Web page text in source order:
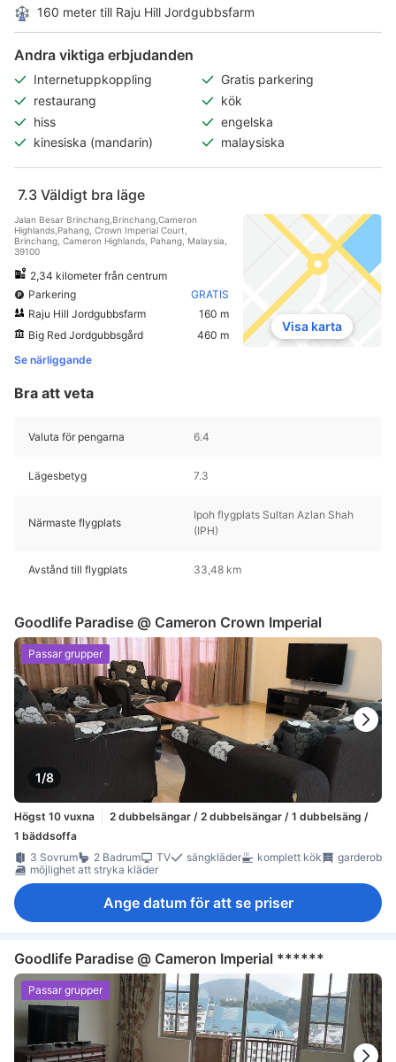
160 meter till Raju Hill Jordgubbsfarm
Andra viktiga erbjudanden
Internetuppkoppling
Gratis parkering
restaurang
kök
hiss
engelska
kinesiska (mandarin)
malaysiska
7.3 Väldigt bra läge
Jalan Besar Brinchang,Brinchang,Cameron
Highlands,Pahang, Crown Imperial Court,
Brinchang, Cameron Highlands, Pahang, Malaysia,
39100
2,34 kilometer från centrum
Parkering
GRATIS
Raju Hill Jordgubbsfarm
160 m
Big Red Jordgubbsgård
460 m
Se närliggande
Visa karta
Bra att veta
Valuta för pengarna 6.4
Lägesbetyg 7.3
Närmaste flygplats
Ipoh flygplats Sultan Azlan Shah
(IPH)
Avstånd till flygplats 33,48 km
Goodlife Paradise @ Cameron Crown Imperial
1/8
Passar grupper
Högst 10 vuxna
2 dubbelsängar / 2 dubbelsängar / 1 dubbelsäng /
1 bäddsoffa
3 Sovrum
2 Badrum TV sängkläder komplett kök
garderob
möjlighet att stryka kläder
Ange datum för att se priser
Goodlife Paradise @ Cameron Imperial ******
Passar grupper